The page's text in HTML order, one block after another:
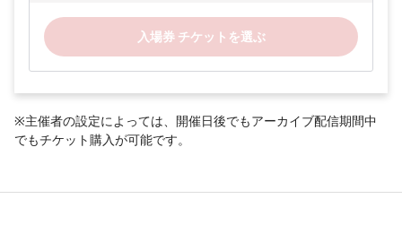
入場券 チケットを選ぶ
※主催者の設定によっては、開催日後でもアーカイブ配信期間中
でもチケット購入が可能です。